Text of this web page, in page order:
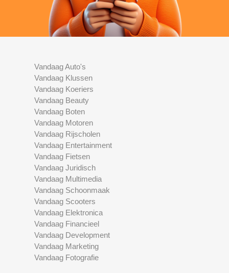
Vandaag Auto's
Vandaag Klussen
Vandaag Koeriers
Vandaag Beauty
Vandaag Boten
Vandaag Motoren
Vandaag Rijscholen
Vandaag Entertainment
Vandaag Fietsen
Vandaag Juridisch
Vandaag Multimedia
Vandaag Schoonmaak
Vandaag Scooters
Vandaag Elektronica
Vandaag Financieel
Vandaag Development
Vandaag Marketing
Vandaag Fotografie